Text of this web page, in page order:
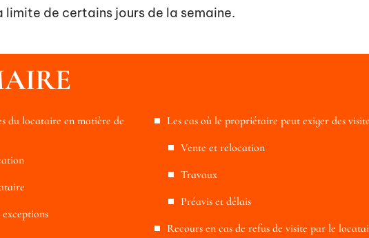
limite de certains jours de la semaine.
du locataire en matière de
Les cas où le propriétaire peut exiger des
Vente et relocation
Travaux
Préavis et délais
Recours en cas de refus de visite par le